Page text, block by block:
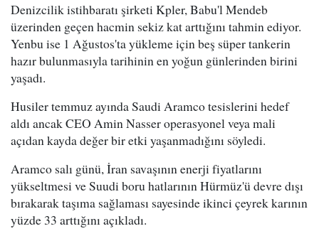
Denizcilik istihbaratı şirketi Kpler, Babu'l Mendeb
üzerinden geçen hacmin sekiz kat arttığını tahmin ediyor.
Yenbu ise 1 Ağustos'ta yükleme için beş süper tankerin
hazır bulunmasıyla tarihinin en yoğun günlerinden birini
yaşadı.
Husiler temmuz ayında Saudi Aramco tesislerini hedef
aldı ancak CEO Amin Nasser operasyonel veya mali
açıdan kayda değer bir etki yaşanmadığını söyledi.
Aramco salı günü, İran savaşının enerji fiyatlarını
yükseltmesi ve Suudi boru hatlarının Hürmüz'ü devre dışı
bırakarak taşıma sağlaması sayesinde ikinci çeyrek karının
yüzde 33 arttığını açıkladı.